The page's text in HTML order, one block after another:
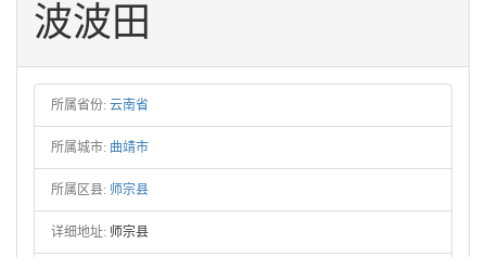
波波田
所属省份: 云南省
所属城市: 曲靖市
所属区县: 师宗县
详细地址: 师宗县